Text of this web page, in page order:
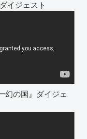
イジェスト
幻の国』ダイジェ